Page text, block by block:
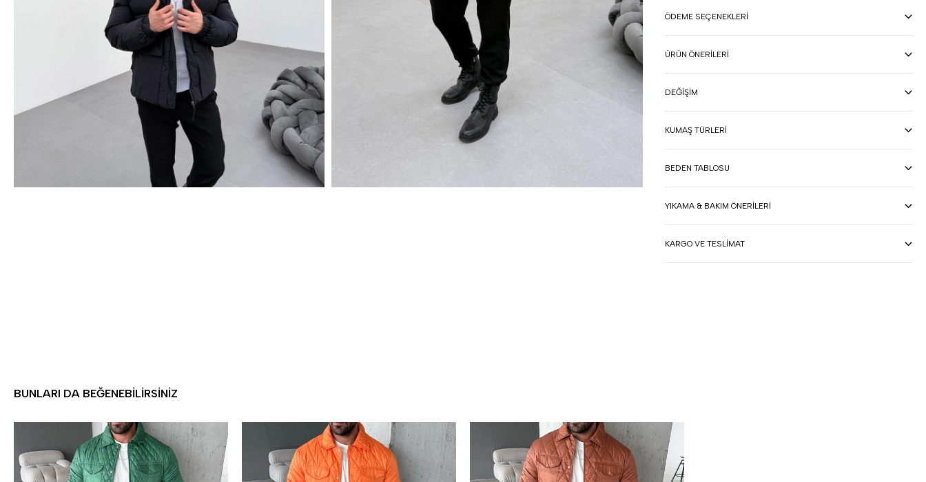
ÖDEME SEÇENEKLERI
ÜRÜN ÖNERILERI
DEĞIŞIM
KUMAŞ TÜRLERI
BEDEN TABLOSU
YIKAMA & BAKIM ÖNERILERI
KARGO VE TESLIMAT
BUNLARI DA BEĞENEBILIRSINIZ